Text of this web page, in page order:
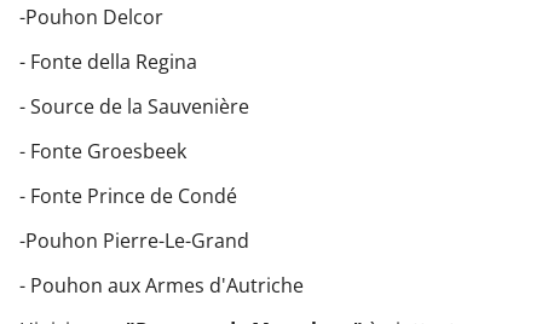
-Pouhon Delcor
- Fonte della Regina
- Source de la Sauvenière
- Fonte Groesbeek
- Fonte Prince de Condé
-Pouhon Pierre-Le-Grand
- Pouhon aux Armes d'Autriche